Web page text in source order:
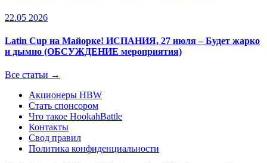
22.05 2026
Latin Cup на Майорке! ИСПАНИЯ, 27 июля – Будет жарко
и дымно (ОБСУЖДЕНИЕ мероприятия)
Все статьи →
Акционеры HBW
Стать спонсором
Что такое HookahBattle
Контакты
Свод правил
Политика конфиденциальности